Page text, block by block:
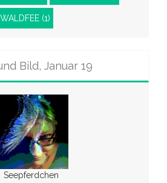
WALDFEE (1)
Bild, Januar 19
Seepferdchen